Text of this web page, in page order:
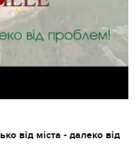
від міста - далеко від